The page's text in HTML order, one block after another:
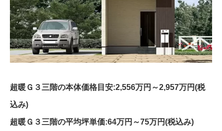
超暖Ｇ３三階の本体価格目安:2,556万円～2,957万円(税
込み)
超暖Ｇ３三階の平均坪単価:64万円～75万円(税込み)